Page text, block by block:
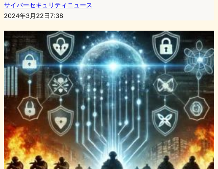
サイバーセキュリティニュース
2024年3月22日7:38